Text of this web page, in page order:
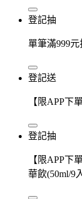
登記抽
單筆滿999元
登記送
【限APP下
登記抽
【限APP下
華飲(50ml/9